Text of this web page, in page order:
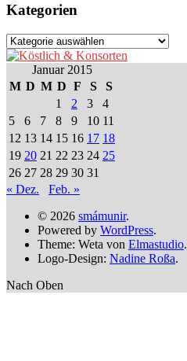
Kategorien
Kategorien
Januar 2015
M D M D F S
S
1
2 3
4
5
6 7 8 9 10 11
12 13 14 15 16 17 18
19 20 21 22 23 24 25
26 27 28 29 30 31
« Dez.
Feb. »
© 2026 smámunir.
Powered by WordPress.
Theme: Weta von Elmastudio.
Logo-Design: Nadine Roßa.
Nach Oben